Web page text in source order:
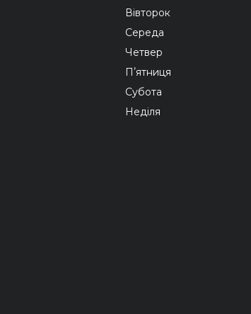
Вівторок
Середа
Четвер
Пʼятниця
Субота
Неділя